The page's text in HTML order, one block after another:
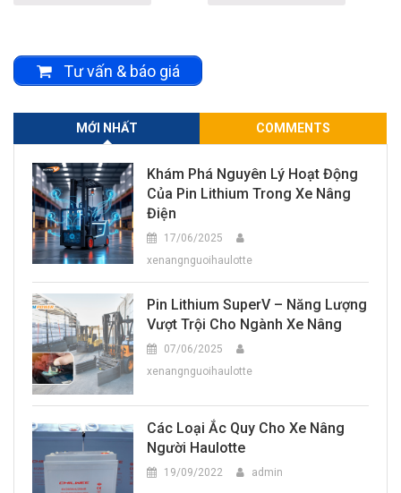
Tư vấn & báo giá
MỚI NHẤT COMMENTS
Khám Phá Nguyên Lý Hoạt Động
Của Pin Lithium Trong Xe Nâng
Điện
17/06/2025
xenangnguoihaulotte
Pin Lithium SuperV – Năng Lượng
Vượt Trội Cho Ngành Xe Nâng
07/06/2025
xenangnguoihaulotte
Các Loại Ắc Quy Cho Xe Nâng
Người Haulotte
19/09/2022 admin